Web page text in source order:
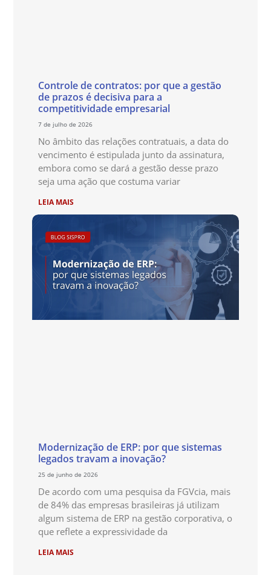
Controle de contratos: por que a gestão
de prazos é decisiva para a
competitividade empresarial
7 de julho de 2026
No âmbito das relações contratuais, a data do
vencimento é estipulada junto da assinatura,
embora como se dará a gestão desse prazo
seja uma ação que costuma variar
LEIA MAIS
Modernização de ERP: por que sistemas
legados travam a inovação?
25 de junho de 2026
De acordo com uma pesquisa da FGVcia, mais
de 84% das empresas brasileiras já utilizam
algum sistema de ERP na gestão corporativa, o
que reflete a expressividade da
LEIA MAIS